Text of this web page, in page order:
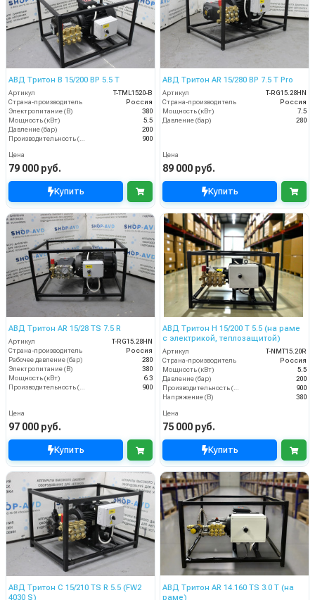
АВД Тритон B 15/200 BP 5.5 T
Артикул
T-TML1520-В
Страна-производитель
Россия
Электропитание (В)
380
Мощность (кВт)
5.5
Давление (бар)
200
900
Цена
79 000 руб.
Купить
АВД Тритон AR 15/280 BP 7.5 T Pro
Артикул
T-RG15.28HN
Страна-производитель
Россия
Мощность (кВт)
7.5
Давление (бар)
280
Цена
89 000 руб.
Купить
АВД Тритон AR 15/28 TS 7.5 R
Артикул
T-RG15.28HN
Страна-производитель
Россия
Рабочее давление (бар)
280
Электропитание (В)
380
Мощность (кВт)
6.3
Производительность (л/ч)
900
Цена
97 000 руб.
Купить
АВД Тритон H 15/200 T 5.5 (на раме
с электрикой, теплозащитой)
Артикул
T-NMT15.20R
Страна-производитель
Россия
Мощность (кВт)
5.5
Давление (бар)
200
Производительность (л/ч)
900
Напряжение (В)
380
Цена
75 000 руб.
Купить
АВД Тритон C 15/210 TS R 5.5 (FW2
4030 S)
АВД Тритон AR 14.160 TS 3.0 Т (на
раме)